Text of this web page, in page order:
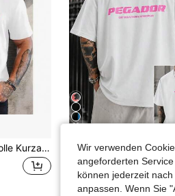
Herren Reine Baumwolle Kurzarm T-Shirt Rundhalsausschnitt Casual Sommer atmungsaktiv weich Regular Fit Klassisch Alltags Tragen Urlaubsgeschenk für ihn Vatertag Geburtstag Jahrestag Geschenk Leicht Bequem Vielseitig Einfach zu kombinieren Unverzichtbares Kleidungsstück für den Alltag Perfekt für Outdoor-Aktivitäten Casual Ausflüge Loungewear Urlaub Täglicher Gebrauch Hochwertige natürliche Baumwollqualität hautfreundlich langanhaltend Modischer Basis T-Shirt für Herren Ideales Geschenk für Freund Ehemann Sohn Bruder männliche Freunde Bequem den ganzen Tag zu tragen Geeignet für verschiedene Anlässe
30
12,91€
Wir verwenden
angeforderten
können jederzeit
anpassen. Wenn Sie